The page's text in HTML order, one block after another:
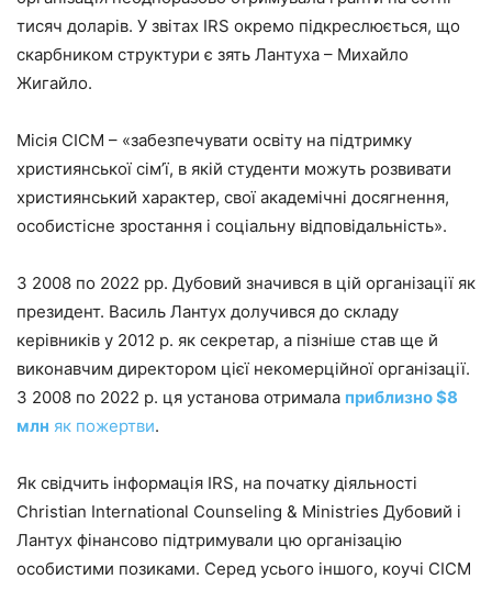
тисяч доларів. У звітах IRS окремо підкреслюється, що
скарбником структури є зять Лантуха – Михайло
Жигайло.
Місія CICM – «забезпечувати освіту на підтримку
християнської сім’ї, в якій студенти можуть розвивати
християнський характер, свої академічні досягнення,
особистісне зростання і соціальну відповідальність».
З 2008 по 2022 рр. Дубовий значився в цій організації як
президент. Василь Лантух долучився до складу
керівників у 2012 р. як секретар, а пізніше став ще й
виконавчим директором цієї некомерційної організації.
З 2008 по 2022 р. ця установа отримала приблизно $8
млн як пожертви.
Як свідчить інформація IRS, на початку діяльності
Christian International Counseling & Ministries Дубовий і
Лантух фінансово підтримували цю організацію
особистими позиками. Серед усього іншого, коучі CICM